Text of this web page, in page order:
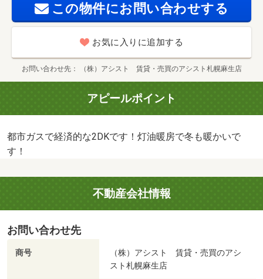
この物件にお問い合わせする
お気に入りに追加する
お問い合わせ先 （株）アシスト 賃貸・売買のアシスト札幌麻生店
アピールポイント
都市ガスで経済的な2DKです！灯油暖房で冬も暖かいで
す！
不動産会社情報
お問い合わせ先
商号
（株）アシスト 賃貸・売買のアシ
スト札幌麻生店